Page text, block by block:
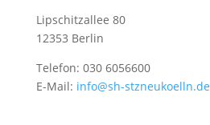
Lipschitzallee 80
12353 Berlin
Telefon: 030 6056600
E-Mail: info@sh-stzneukoelln.de